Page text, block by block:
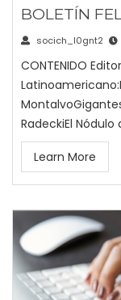
BOLETÍN
socich_l0gnt2
CONTENIDO
RadeckiEl
Learn More